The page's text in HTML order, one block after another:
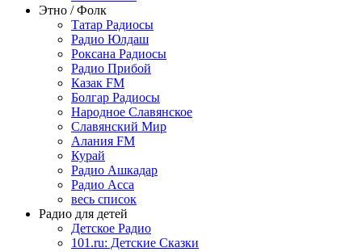
Этно / Фолк
Татар Радиосы
Радио Юлдаш
Роксана Радиосы
Радио Прибой
Казак FM
Болгар Радиосы
Народное Славянское
Славянский Мир
Алания FM
Курай
Радио Ашкадар
Радио Асса
весь список
Радио для детей
Детское Радио
101.ru: Детские Сказки